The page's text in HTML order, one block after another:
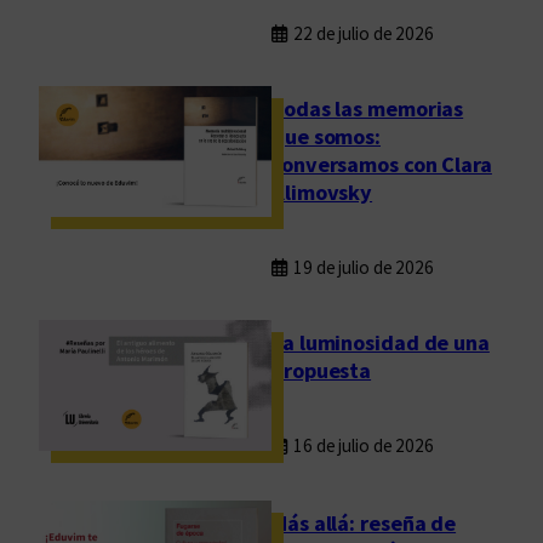
22 de julio de 2026
Todas las memorias
que somos:
conversamos con Clara
Klimovsky
19 de julio de 2026
La luminosidad de una
propuesta
16 de julio de 2026
Más allá: reseña de